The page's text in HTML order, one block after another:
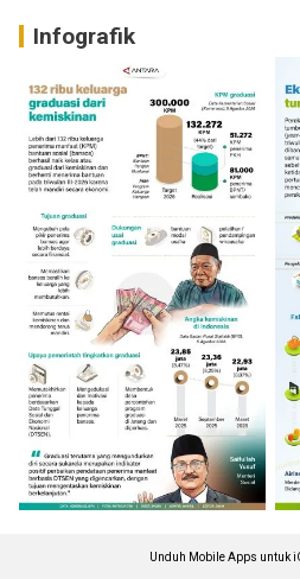
Infografik
Unduh Mobile Apps untuk